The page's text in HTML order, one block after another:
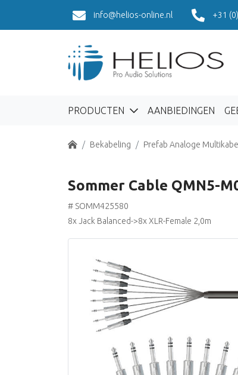
info@helios-online.nl +31
PRODUCTEN AANBIEDINGEN
Home Bekabeling Prefab Analoge Multikabel
Sommer Cable QMN5-
# SOMM425580
8x Jack Balanced->8x XLR-Female 2,0m